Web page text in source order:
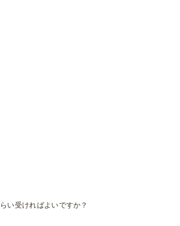
い受ければよいですか？